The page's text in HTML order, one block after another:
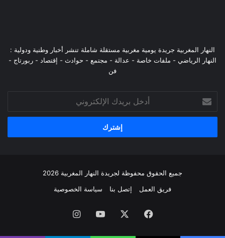
النهار المغربية جريدة يومية مغربية مستقلة شاملة تنشر أخبار وطنية ودولية :
النهار الرياضي - ملفات خاصة - عدالة - مجتمع - حوادث - إقتصاد - ربورتاج -
فن
أدخل
بريدك
الإلكتروني
جميع الحقوق محفوظة لجريدة النهار المغربية 2026
فريق العمل
إتصل بنا سياسة الخصوصية
فيسبوك ‫YouTube